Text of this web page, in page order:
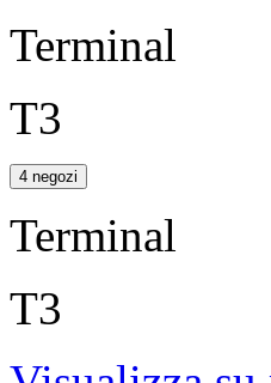
Terminal
T3
4 negozi
Terminal
T3